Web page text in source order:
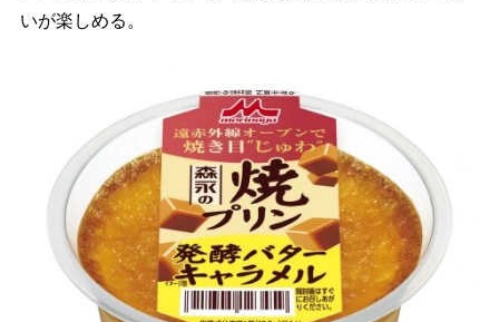
いが楽しめる。